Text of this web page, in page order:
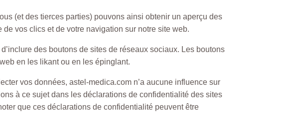
(et des tierces parties) pouvons ainsi obtenir un aperçu des
de vos clics et de votre navigation sur notre site web.
des boutons de sites de réseaux sociaux. Les boutons
en les likant ou en les épinglant.
vos données, astel-medica.com n’a aucune influence sur
à ce sujet dans les déclarations de confidentialité des sites
que ces déclarations de confidentialité peuvent être